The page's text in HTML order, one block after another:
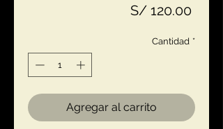
S/ 120.00Precio
Cantidad *
Agregar al carrito